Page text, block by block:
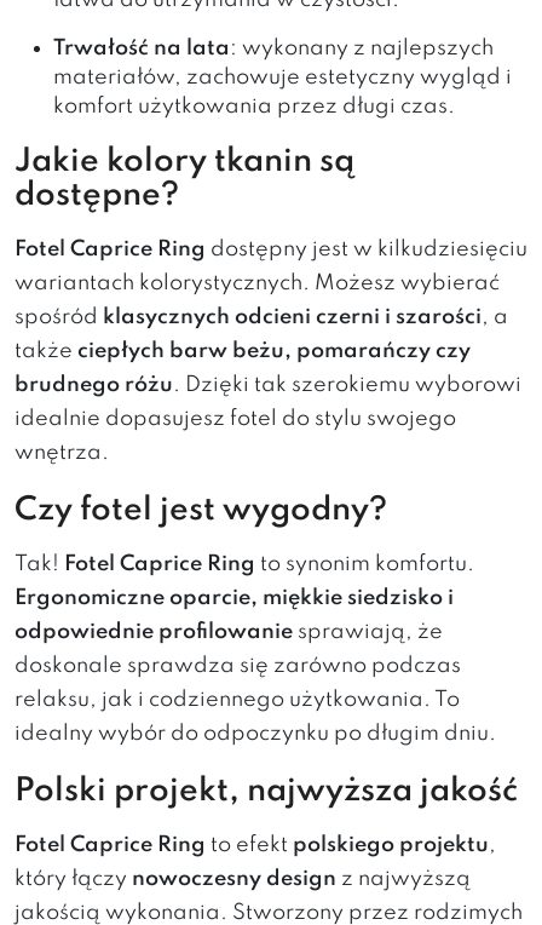
Trwałość na lata : wykonany z najlepszych
materiałów, zachowuje estetyczny wygląd i
komfort użytkowania przez długi czas.
Jakie kolory tkanin są
dostępne?
Fotel Caprice Ring dostępny jest w kilkudziesięciu
wariantach kolorystycznych. Możesz wybierać
spośród klasycznych odcieni czerni i szarości, a
także ciepłych barw beżu, pomarańczy czy
brudnego różu. Dzięki tak szerokiemu wyborowi
idealnie dopasujesz fotel do stylu swojego
wnętrza.
Czy fotel jest wygodny?
Tak! Fotel Caprice Ring to synonim komfortu.
Ergonomiczne oparcie, miękkie siedzisko i
odpowiednie profilowanie sprawiają, że
doskonale sprawdza się zarówno podczas
relaksu, jak i codziennego użytkowania. To
idealny wybór do odpoczynku po długim dniu.
Polski projekt, najwyższa jakość
Fotel Caprice Ring to efekt polskiego projektu,
który łączy nowoczesny design z najwyższą
jakością wykonania. Stworzony przez rodzimych